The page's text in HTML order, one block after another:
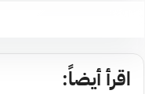
اقرأ أيضاً: